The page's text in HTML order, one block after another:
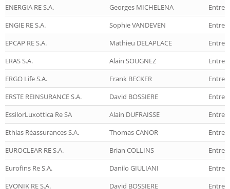
ENERGIA RE S.A.
Georges MICHELENA
ENGIE RE S.A.
Sophie VANDEVEN
EPCAP RE S.A.
Mathieu DELAPLACE
ERAS S.A.
Alain SOUGNEZ
ERGO Life S.A.
Frank BECKER
ERSTE REINSURANCE S.A.
David BOSSIERE
EssilorLuxottica Re SA
Alain DUFRAISSE
Ethias Réassurances S.A.
Thomas CANOR
EUROCLEAR RE S.A.
Brian COLLINS
Eurofins Re S.A.
Danilo GIULIANI
EVONIK RE S.A.
David BOSSIERE